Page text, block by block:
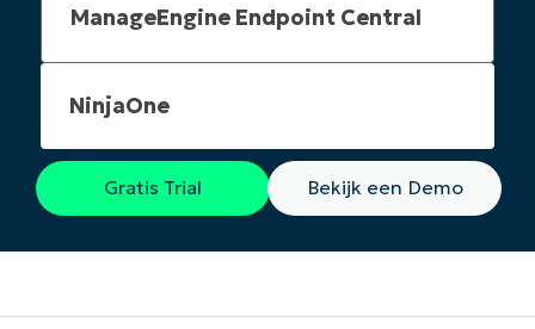
NinjaOne
Gratis Trial Bekijk een Demo